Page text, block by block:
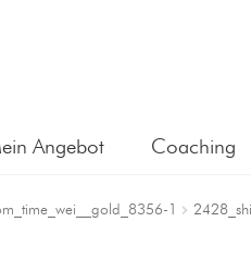
Angebot Coaching
1